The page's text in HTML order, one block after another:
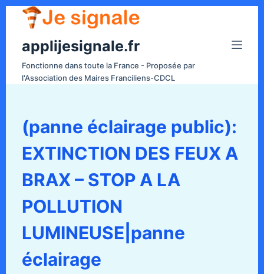
applijesignale.fr
Fonctionne dans toute la France - Proposée par
l'Association des Maires Franciliens-CDCL
(panne éclairage public):
EXTINCTION DES FEUX A
BRAX – STOP A LA
POLLUTION
LUMINEUSE|panne
éclairage